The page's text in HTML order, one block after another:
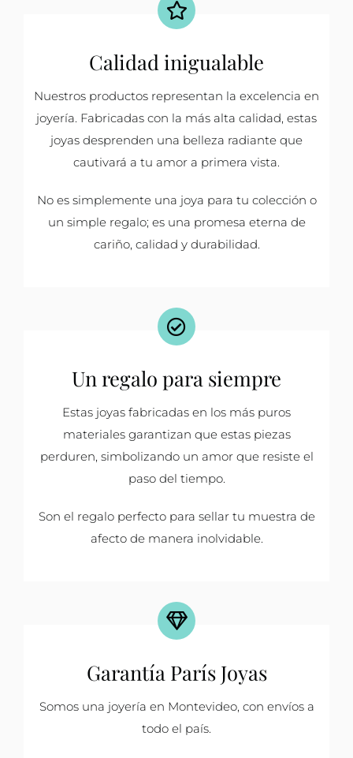
Calidad inigualable
Nuestros productos representan la excelencia en
joyería. Fabricadas con la más alta calidad, estas
joyas desprenden una belleza radiante que
cautivará a tu amor a primera vista.
No es simplemente una joya para tu colección o
un simple regalo; es una promesa eterna de
cariño, calidad y durabilidad.
Un regalo para siempre
Estas joyas fabricadas en los más puros
materiales garantizan que estas piezas
perduren, simbolizando un amor que resiste el
paso del tiempo.
Son el regalo perfecto para sellar tu muestra de
afecto de manera inolvidable.
Garantía París Joyas
Somos una joyería en Montevideo, con envíos a
todo el país.